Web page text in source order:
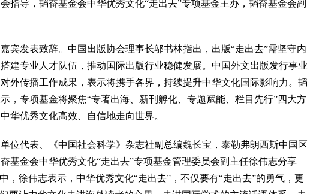
导，韬奋基金会中华优秀文化“走出去”专项基金主办，韬奋基金会副
发表致辞。中国出版协会理事长邬书林指出，出版“走出去”需坚守内
建专业人才队伍，推动国际出版行业稳健发展。中国外文出版发行事业
外传播工作成果，表示将携手各界，持续提升中华文化国际影响力。韬
，专项基金将聚焦“专著出海、新刊孵化、专题赋能、栏目先行”四大方
华优秀文化高效、自信地走向世界。
代表、《中国社会科学》杂志社副总编魏长宝，泰勒弗朗西斯中国区
基金会中华优秀文化“走出去”专项基金管理委员会副主任徐伟志分享
，徐伟志表示，中华优秀文化“走出去”，不仅要有“走出去”的勇气，更